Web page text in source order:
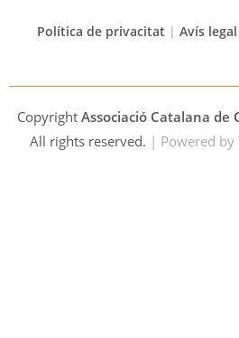
Política de privacitat | Avís legal
Copyright Associació Catalana de
All rights reserved. | Powered by